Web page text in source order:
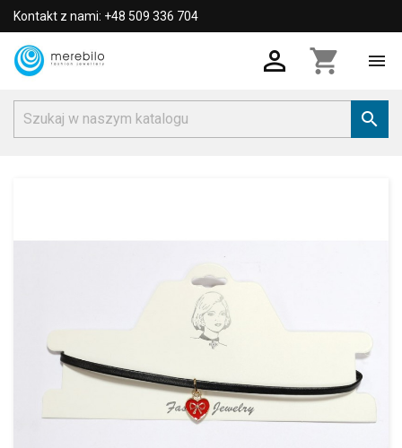
Kontakt z nami: +48 509 336 704
 shopping_cart 
